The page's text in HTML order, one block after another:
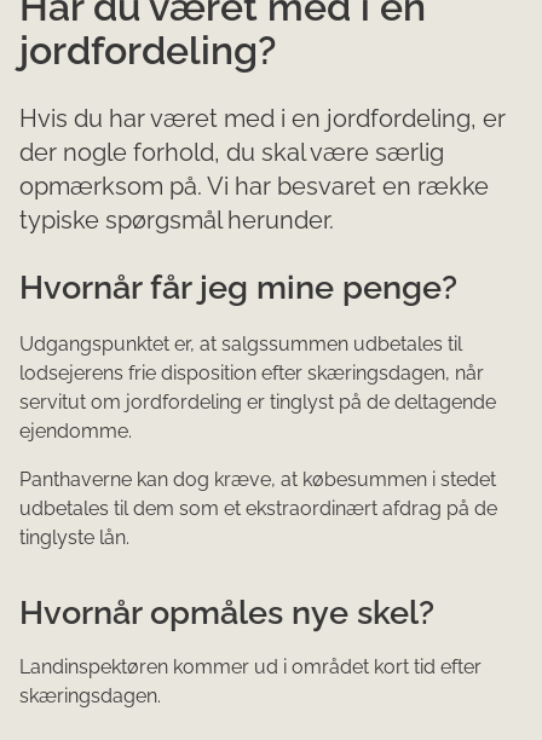
jordfordeling?
Hvis du har været med i en jordfordeling, er
der nogle forhold, du skal være særlig
opmærksom på. Vi har besvaret en række
typiske spørgsmål herunder.
Hvornår får jeg mine penge?
Udgangspunktet er, at salgssummen udbetales til
lodsejerens frie disposition efter skæringsdagen, når
servitut om jordfordeling er tinglyst på de deltagende
ejendomme.
Panthaverne kan dog kræve, at købesummen i stedet
udbetales til dem som et ekstraordinært afdrag på de
tinglyste lån.
Hvornår opmåles nye skel?
Landinspektøren kommer ud i området kort tid efter
skæringsdagen.